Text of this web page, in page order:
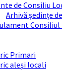
de Consiliu
Arhivă ședințe
Consiliul
Primari
aleși locali